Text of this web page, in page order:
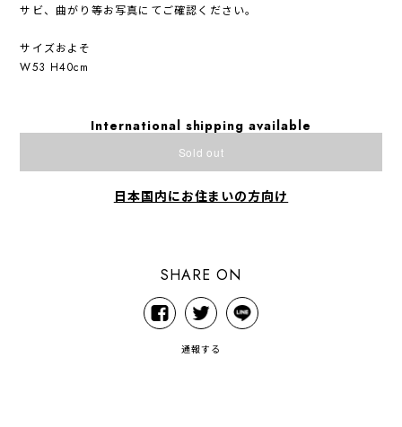
サビ、曲がり等お写真にてご確認ください。
サイズおよそ
W53 H40cm
International shipping available
Sold out
日本国内にお住まいの方向け
SHARE ON
通報する